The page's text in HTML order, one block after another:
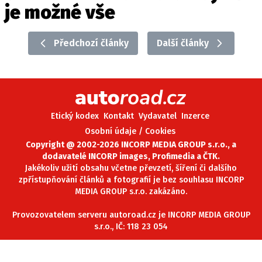
ELEKTRO
NOVINKY ZE SVĚTA EV
TESTY ELEKTROMOBILŮ
RALLY
OSTATNÍ
TISKOVKY
ROZHOVORY
DAKAR
Z DOMOVA
ZE SVĚTA
MOTORSPORT
je možné vše
Předchozí články Další články
Etický kodex Kontakt Vydavatel Inzerce
Osobní údaje / Cookies
Copyright @ 2002-2026 INCORP MEDIA GROUP s.r.o., a
dodavatelé INCORP images, Profimedia a ČTK.
Jakékoliv užití obsahu včetne převzetí, šíření či dalšího
zpřístupňování článků a fotografií je bez souhlasu INCORP
MEDIA GROUP s.r.o. zakázáno.
Provozovatelem serveru autoroad.cz je INCORP MEDIA GROUP
s.r.o., IČ: 118 23 054